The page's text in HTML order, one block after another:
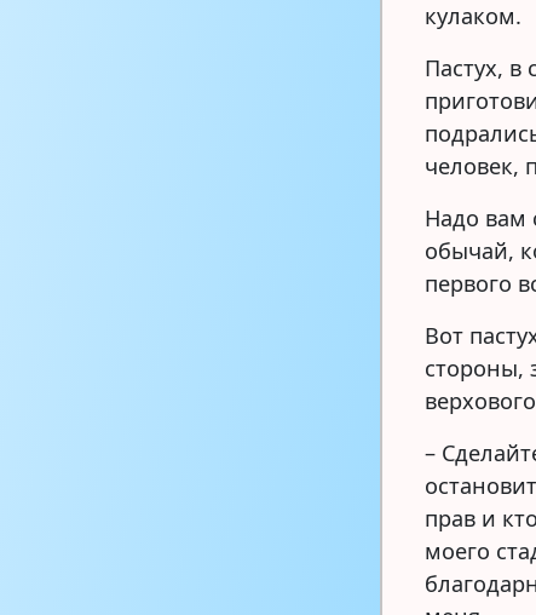
кулаком.
Пастух, в
человек,
Надо вам
обычай,
первого
Вот
стороны,
–
прав и
моего